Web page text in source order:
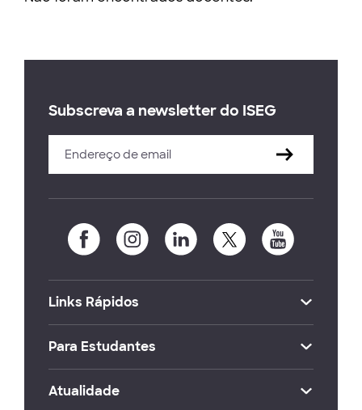
Subscreva a newsletter do ISEG
Links Rápidos
Para Estudantes
Atualidade